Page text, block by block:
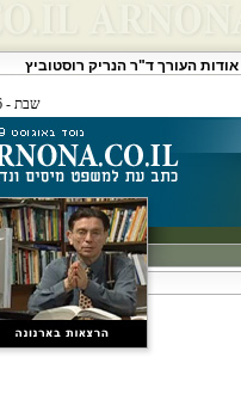
אודות העורך ד"ר הנריק רוסטוביץ
שבת - 8.8.126